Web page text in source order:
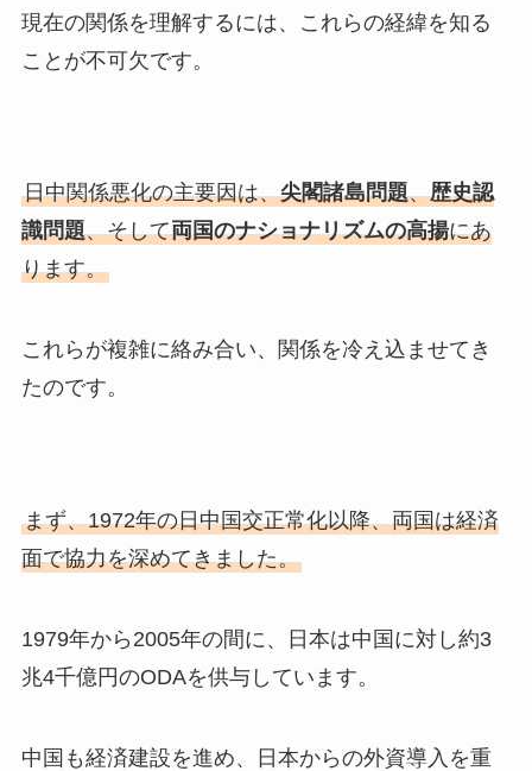
現在の関係を理解するには、これらの経緯を知る
ことが不可欠です。
日中関係悪化の主要因は、尖閣諸島問題、歴史認
識問題、そして両国のナショナリズムの高揚にあ
ります。
これらが複雑に絡み合い、関係を冷え込ませてき
たのです。
まず、1972年の日中国交正常化以降、両国は経済
面で協力を深めてきました。
1979年から2005年の間に、日本は中国に対し約3
兆4千億円のODAを供与しています。
中国も経済建設を進め、日本からの外資導入を重